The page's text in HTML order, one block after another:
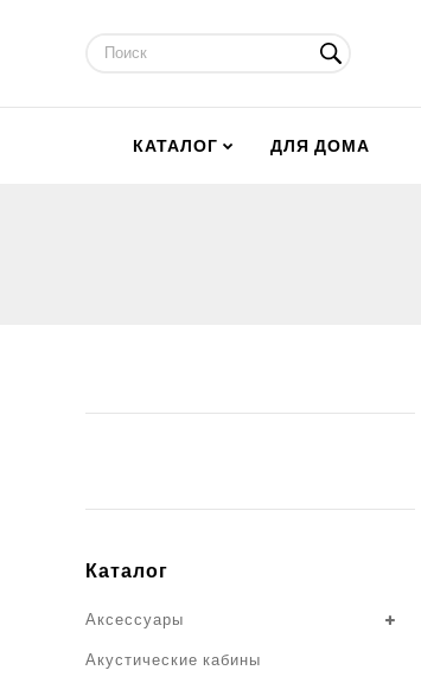
КАТАЛОГ ДЛЯ ДОМА
Каталог
Аксессуары
Акустические кабины